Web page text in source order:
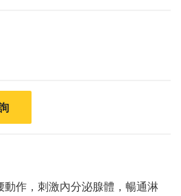
作，刺激內分泌腺體，暢通淋